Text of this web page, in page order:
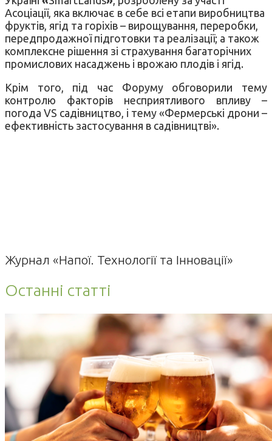
Асоціації, яка включає в себе всі етапи виробництва
фруктів, ягід та горіхів – вирощування, переробки,
передпродажної підготовки та реалізації; а також
комплексне рішення зі страхування багаторічних
промислових насаджень і врожаю плодів і ягід.
Крім того, під час Форуму обговорили тему
контролю факторів несприятливого впливу –
погода VS садівництво, і тему «Фермерські дрони –
ефективність застосування в садівництві».
Журнал «Напої. Технології та Інновації»
Останні статті